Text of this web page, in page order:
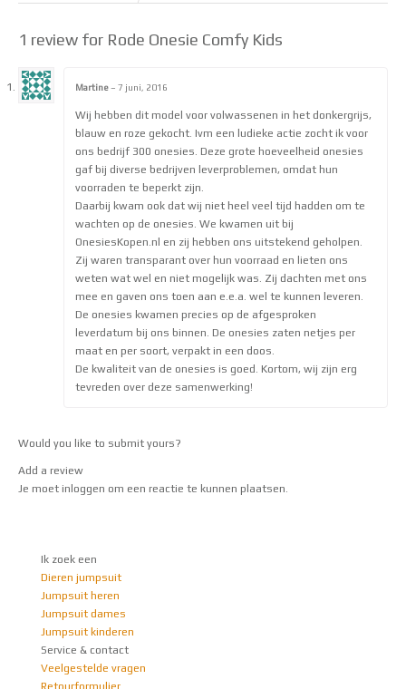
1 review for Rode Onesie Comfy Kids
5uit 5
Martine– 7 juni, 2016
Wij hebben dit model voor volwassenen in het donkergrijs,
blauw en roze gekocht. Ivm een ludieke actie zocht ik voor
ons bedrijf 300 onesies. Deze grote hoeveelheid onesies
gaf bij diverse bedrijven leverproblemen, omdat hun
voorraden te beperkt zijn.
Daarbij kwam ook dat wij niet heel veel tijd hadden om te
wachten op de onesies. We kwamen uit bij
OnesiesKopen.nl en zij hebben ons uitstekend geholpen.
Zij waren transparant over hun voorraad en lieten ons
weten wat wel en niet mogelijk was. Zij dachten met ons
mee en gaven ons toen aan e.e.a. wel te kunnen leveren.
De onesies kwamen precies op de afgesproken
leverdatum bij ons binnen. De onesies zaten netjes per
maat en per soort, verpakt in een doos.
De kwaliteit van de onesies is goed. Kortom, wij zijn erg
tevreden over deze samenwerking!
Would you like to submit yours?
Add a review
Je moet inloggen om een reactie te kunnen plaatsen.
Ik zoek een
Dieren jumpsuit
Jumpsuit heren
Jumpsuit dames
Jumpsuit kinderen
Service & contact
Veelgestelde vragen
Retourformulier